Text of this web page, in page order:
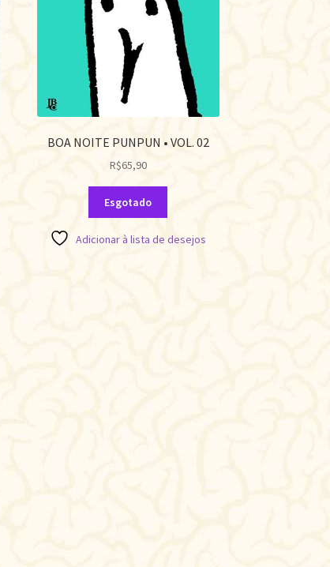
BOA NOITE PUNPUN • VOL. 02
R$65,90
Esgotado
Adicionar à lista de desejos